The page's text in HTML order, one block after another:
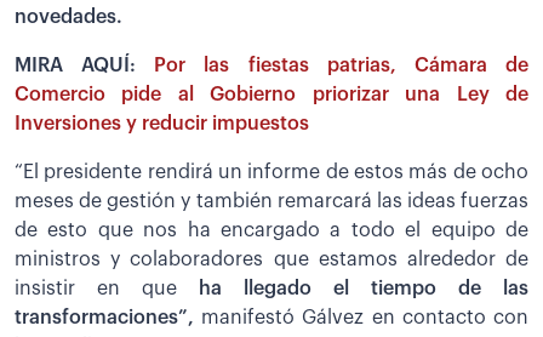
novedades.
MIRA AQUÍ:
Por las fiestas patrias, Cámara de
Comercio pide al Gobierno priorizar una Ley de
Inversiones y reducir impuestos
“El presidente rendirá un informe de estos más de ocho
meses de gestión y también remarcará las ideas fuerzas
de esto que nos ha encargado a todo el equipo de
ministros y colaboradores que estamos alrededor de
insistir en que ha llegado el tiempo de las
transformaciones”, manifestó Gálvez en contacto con